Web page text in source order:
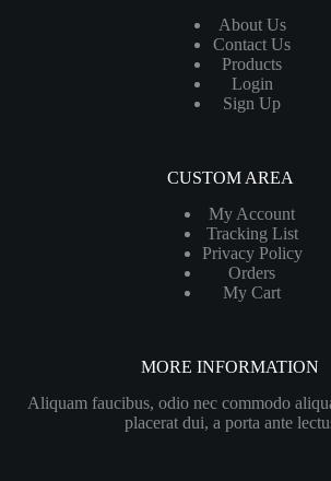
About Us
Contact Us
Products
Login
Sign Up
CUSTOM AREA
My Account
Tracking List
Privacy Policy
Orders
My Cart
MORE INFORMATION
Aliquam faucibus, odio nec commodo
placerat dui, a porta ante